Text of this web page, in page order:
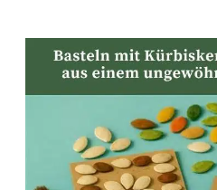
EICHELN
UND
ZIMT